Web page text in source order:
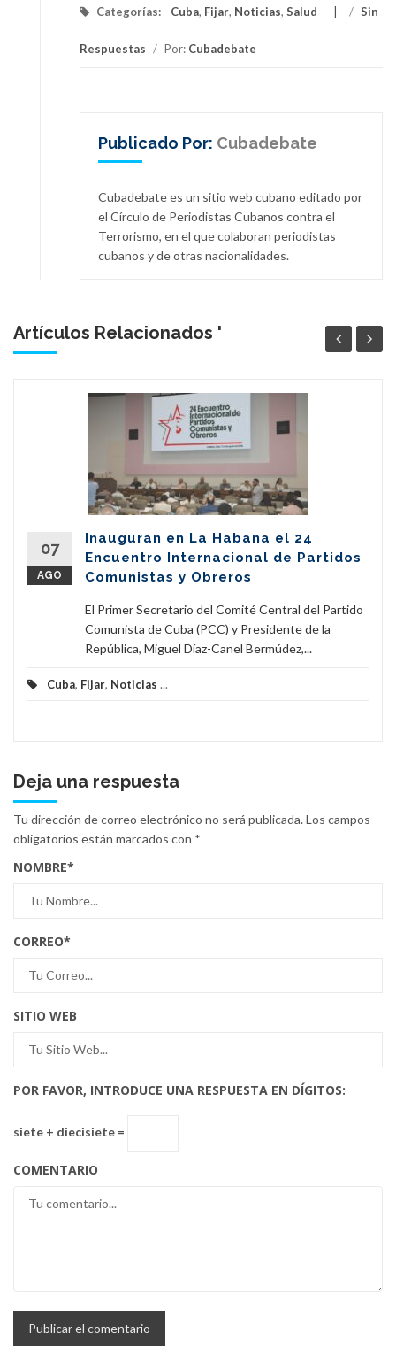
Categorías: Cuba, Fijar, Noticias, Salud / Sin
Respuestas / Por: Cubadebate
Publicado Por: Cubadebate
Cubadebate es un sitio web cubano editado por
el Círculo de Periodistas Cubanos contra el
Terrorismo, en el que colaboran periodistas
cubanos y de otras nacionalidades.
Artículos Relacionados '
07
AGO
Inauguran en La Habana el 24
Encuentro Internacional de Partidos
Comunistas y Obreros
El Primer Secretario del Comité Central del Partido
Comunista de Cuba (PCC) y Presidente de la
República, Miguel Díaz-Canel Bermúdez,...
Cuba, Fijar, Noticias ...
Deja una respuesta
Tu dirección de correo electrónico no será publicada.Los campos
obligatorios están marcados con *
NOMBRE*
CORREO*
SITIO WEB
POR FAVOR, INTRODUCE UNA RESPUESTA EN DÍGITOS:
siete + diecisiete =
COMENTARIO